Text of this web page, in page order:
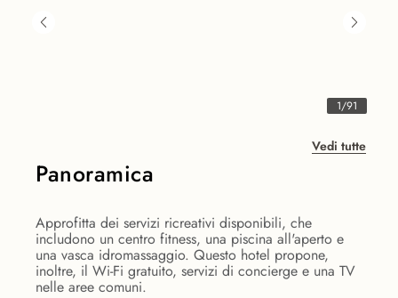
1/91
Vedi tutte
Panoramica
Approfitta dei servizi ricreativi disponibili, che
includono un centro fitness, una piscina all'aperto e
una vasca idromassaggio. Questo hotel propone,
inoltre, il Wi-Fi gratuito, servizi di concierge e una TV
nelle aree comuni.